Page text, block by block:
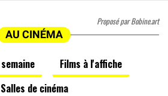
Proposé par Bobine.art
AU CINÉMA
Films à l'affiche
Salles de cinéma